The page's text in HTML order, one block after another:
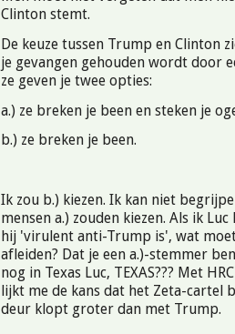
Clinton stemt.
De keuze tussen Trump en Clinton
je gevangen gehouden wordt door
ze geven je twee opties:
a.) ze breken je been en steken je
b.) ze breken je been.
Ik zou b.) kiezen. Ik kan niet
mensen a.) zouden kiezen. Als ik
hij 'virulent anti-Trump is', wat
afleiden? Dat je een a.)-stemmer
nog in Texas Luc, TEXAS??? Met
lijkt me de kans dat het Zeta-cartel
deur klopt groter dan met Trump.